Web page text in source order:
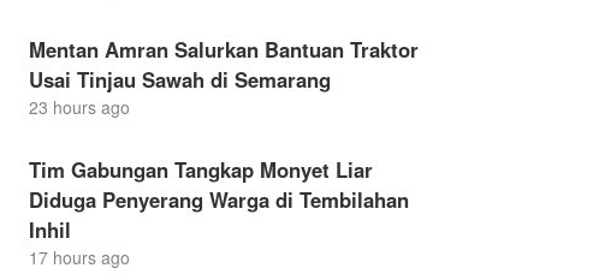
Mentan Amran Salurkan Bantuan Traktor
Usai Tinjau Sawah di Semarang
23 hours ago
Tim Gabungan Tangkap Monyet Liar
Diduga Penyerang Warga di Tembilahan
Inhil
17 hours ago